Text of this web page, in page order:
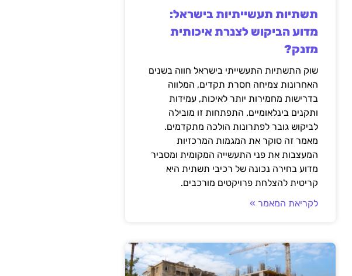
תשתיות תעשייתיות בישראל:
מדוע הביקוש לצנרת איכותית
מזנק?
שוק התשתיות התעשייתי בישראל חווה בשנים
האחרונות צמיחה חסרת תקדים, המלווה
בדרישות מחמירות יותר לאיכות, עמידות
ותקנים בינלאומיים. התפתחות זו מובילה
לביקוש גובר לפתרונות הולכה מתקדמים.
מאמר זה סוקר את המגמות המרכזיות
המעצבות את פני התעשייה המקומית ומסביר
מדוע בחירה נכונה של רכיבי תשתית היא
קריטית להצלחת פרויקטים מורכבים.
לקריאת המאמר »